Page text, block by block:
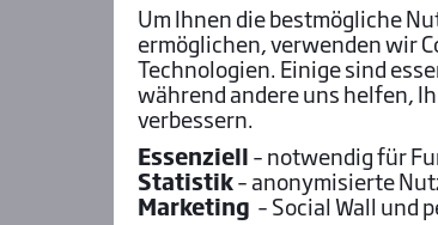
Um Ihnen die bestmögliche
ermöglichen, verwenden wir
Technologien. Einige sind
während andere uns helfen,
verbessern.
Essenziell– notwendig für
Statistik– anonymisierte
Marketing – Social Wall und